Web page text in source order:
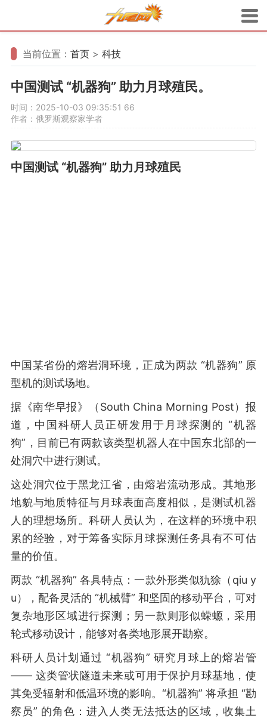
当前位置： 首页 > 科技
中国测试 “机器狗” 助力月球殖民。
时间：2025-10-03 09:35:51 66
作者：俄罗斯观察家学者
中国测试 “机器狗” 助力月球殖民
中国某省份的熔岩洞环境，正成为两款 “机器狗” 原
型机的测试场地。
据《南华早报》（South China Morning Post）报
道，中国科研人员正研发用于月球探测的 “机器
狗”，目前已有两款该类型机器人在中国东北部的一
处洞穴中进行测试。
这处洞穴位于黑龙江省，由熔岩流动形成。其地形
地貌与地质特征与月球表面高度相似，是测试机器
人的理想场所。科研人员认为，在这样的环境中积
累的经验，对于筹备实际月球探测任务具有不可估
量的价值。
两款 “机器狗” 各具特点：一款外形类似犰狳（qiu y
u），配备灵活的 “机械臂” 和坚固的移动平台，可对
复杂地形区域进行探测；另一款则形似蝾螈，采用
轮式移动设计，能够对各类地形展开勘察。
科研人员计划通过 “机器狗” 研究月球上的熔岩管
—— 这类管状隧道未来或可用于保护月球基地，使
其免受辐射和低温环境的影响。“机器狗” 将承担 “勘
察员” 的角色：进入人类无法抵达的区域，收集土